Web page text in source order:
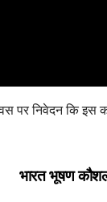
पर निवेदन कि
भारत भूषण